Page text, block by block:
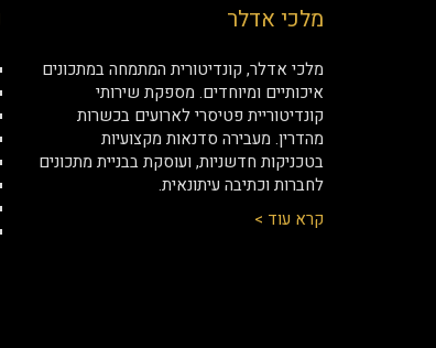
מלכי אדלר
מלכי אדלר, קונדיטורית המתמחה במתכונים
איכותיים ומיוחדים. מספקת שירותי
קונדיטוריית פטיסרי לארועים בכשרות
מהדרין. מעבירה סדנאות מקצועיות
בטכניקות חדשניות, ועוסקת בבניית מתכונים
לחברות וכתיבה עיתונאית.
קרא עוד >